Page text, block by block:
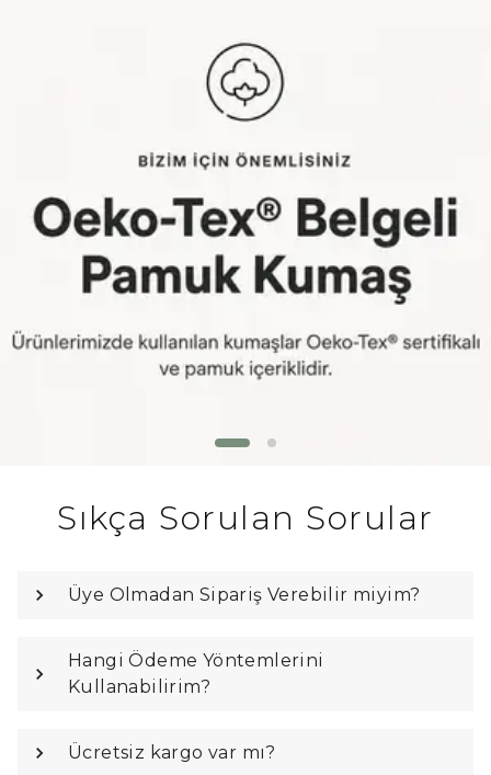
Sıkça Sorulan Sorular
Üye Olmadan Sipariş Verebilir miyim?
Hangi Ödeme Yöntemlerini
Kullanabilirim?
Ücretsiz kargo var mı?